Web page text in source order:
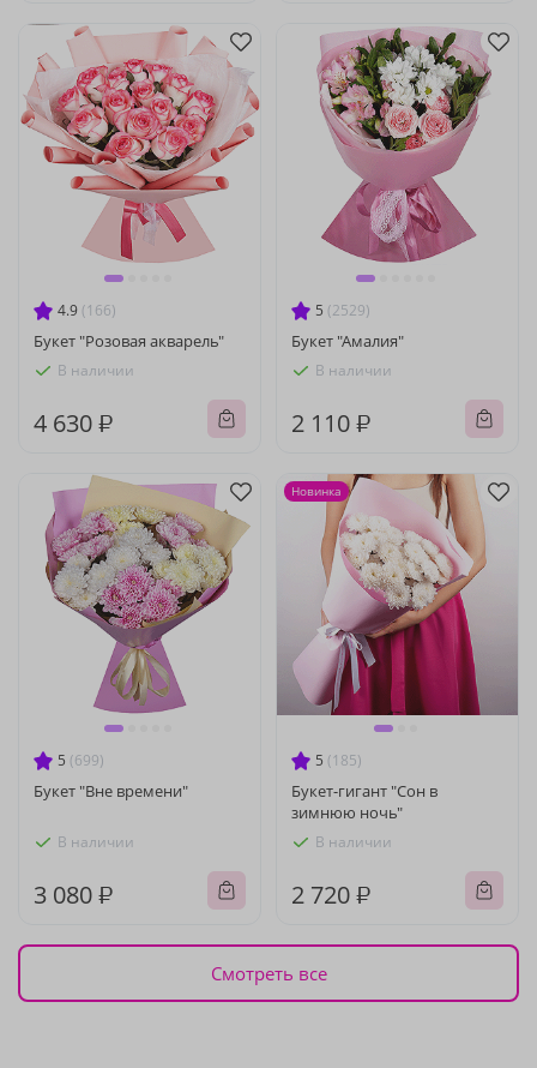
4.9 (166)
Букет "Розовая акварель"
В наличии
4 630 ₽
5 (2529)
Букет "Амалия"
В наличии
2 110 ₽
5 (699)
Букет "Вне времени"
В наличии
3 080 ₽
5 (185)
Букет-гигант "Сон в
зимнюю ночь"
В наличии
2 720 ₽
Новинка
Смотреть все